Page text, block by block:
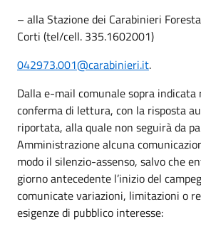
– alla Stazione dei Carabinieri
Corti (tel/cell. 335.1602001)
042973.001@carabinieri.it.
Dalla e-mail comunale sopra
conferma di lettura, con la risposta
riportata, alla quale non seguirà da
Amministrazione alcuna
modo il silenzio-assenso, salvo che
giorno antecedente l’inizio del
comunicate variazioni, limitazioni o
esigenze di pubblico interesse: